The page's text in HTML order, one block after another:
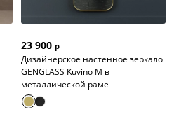
23 900 р
Дизайнерское настенное зеркало
GENGLASS Kuvino M в
металлической раме